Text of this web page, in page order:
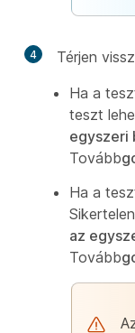
4
Térjen
Ha a
teszt
egyszeri
Tovább
Ha a
az
Tovább